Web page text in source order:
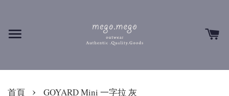
首頁 › GOYARD Mini 一字拉 灰